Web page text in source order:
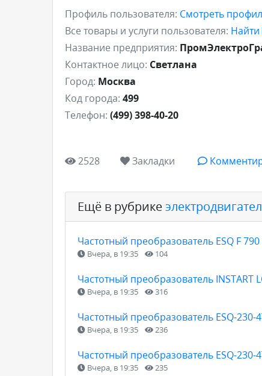
Профиль пользователя: Смотреть
Все товары и услуги пользователя: Найти
Название предприятия:
Контактное лицо: Светлана
Город: Москва
Код города: 499
Телефон: (499) 398-40-20
2528 Закладки
Ещё в рубрике
Частотный преобразователь ESQ F
Вчера, в 19:35 104
Частотный преобразователь INSTART
Вчера, в 19:35 316
Частотный преобразователь ESQ-230-
Вчера, в 19:35 236
Частотный преобразователь ESQ-230-
Вчера, в 19:35 235